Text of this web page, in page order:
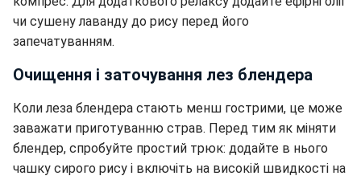
чи сушену лаванду до рису перед його
запечатуванням.
Очищення і заточування лез блендера
Коли леза блендера стають менш гострими, це може
заважати приготуванню страв. Перед тим як міняти
блендер, спробуйте простий трюк: додайте в нього
чашку сирого рису і включіть на високій швидкості на